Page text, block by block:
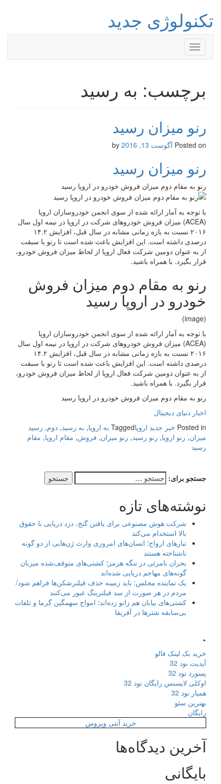
تکنولوژی جدید
Toggle
navigation
برچسب: به رسید
رنو میزان رسید
Posted on آگوست 13, 2016
رنو میزان رسید
رنو به مقام دوم میزان فروش خودرو در اروپا رسید
با توجه به آمار ارائه شده از سوی انجمن خودروسازان اروپا
(ACEA) میزان فروش خودروهای شرکت در اروپا در نیمه اول سال
۲۰۱۶ نسبت به بازه زمانی مشابه در سال قبل، افزایش ۱۴.۲
درصدی داشته است. این افزایش باعث شده است تا رنو با سبقت
از به عنوان دومین شرکت فعال اروپا از لحاظ میزان فروش خودرو،
قرار بگیرد. با همراه باشید.
رنو به مقام دوم میزان فروش
خودرو در اروپا رسید
(image)
با توجه به آمار ارائه شده از سوی انجمن خودروسازان اروپا
(ACEA) میزان فروش خودروهای شرکت در اروپا در نیمه اول سال
۲۰۱۶ نسبت به بازه زمانی مشابه در سال قبل، افزایش ۱۴.۲
درصدی داشته است. این افزایش باعث شده است تا رنو با سبقت
از به عنوان دومین شرکت فعال اروپا از لحاظ میزان فروش خودرو،
قرار بگیرد. با همراه باشید.
رنو به مقام دوم میزان فروش خودرو در اروپا رسید
اخبار دنیای دیجیتال
Posted in خبر جدید اروپاTagged به اروپا, به رسید, دوم, رسید
میزان, رنو اروپا, رنو رسید, رنو میزان, فروش, مقام اروپا, مقام
رسید
جستجو برای:
نوشته‌های تازه
شرکت هوش مصنوعی برای یافتن گنج، دزد دریایی با حقوق
بالا استخدام می‌کند
تبارهای ارواح؛ انسان‌های امروزی وارث ژن‌هایی از دو گونه
ناشناخته هستند
بحران نامرئی در تنگه هرمز؛ کشتی‌های متوقف‌شده میزبان
گونه‌های مهاجم دریایی شده‌اند
یک نماینده مجلس: باید زمینه حذف فیلترشکن‌ها فراهم شود/
مردم در هر صورت از سد فیلترینگ عبور می‌کنند
کشتی‌های بیابان هم زانو زده‌اند؛ امواج سهمگین گرما و تلفات
بی‌سابقه شترها در آفریقا
.
خرید بک لینک فالو
آپدیت نود 32
پسورد نود 32
اوکلی لایسنس رایگان نود 32
همیار نود 32
بهترین سئو
رایگان
خرید آنتی ویروس
آخرین دیدگاه‌ها
بایگانی